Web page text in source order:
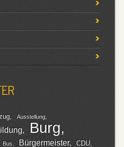
Ausstellung
Burg
Bus Bürgermeister CDU